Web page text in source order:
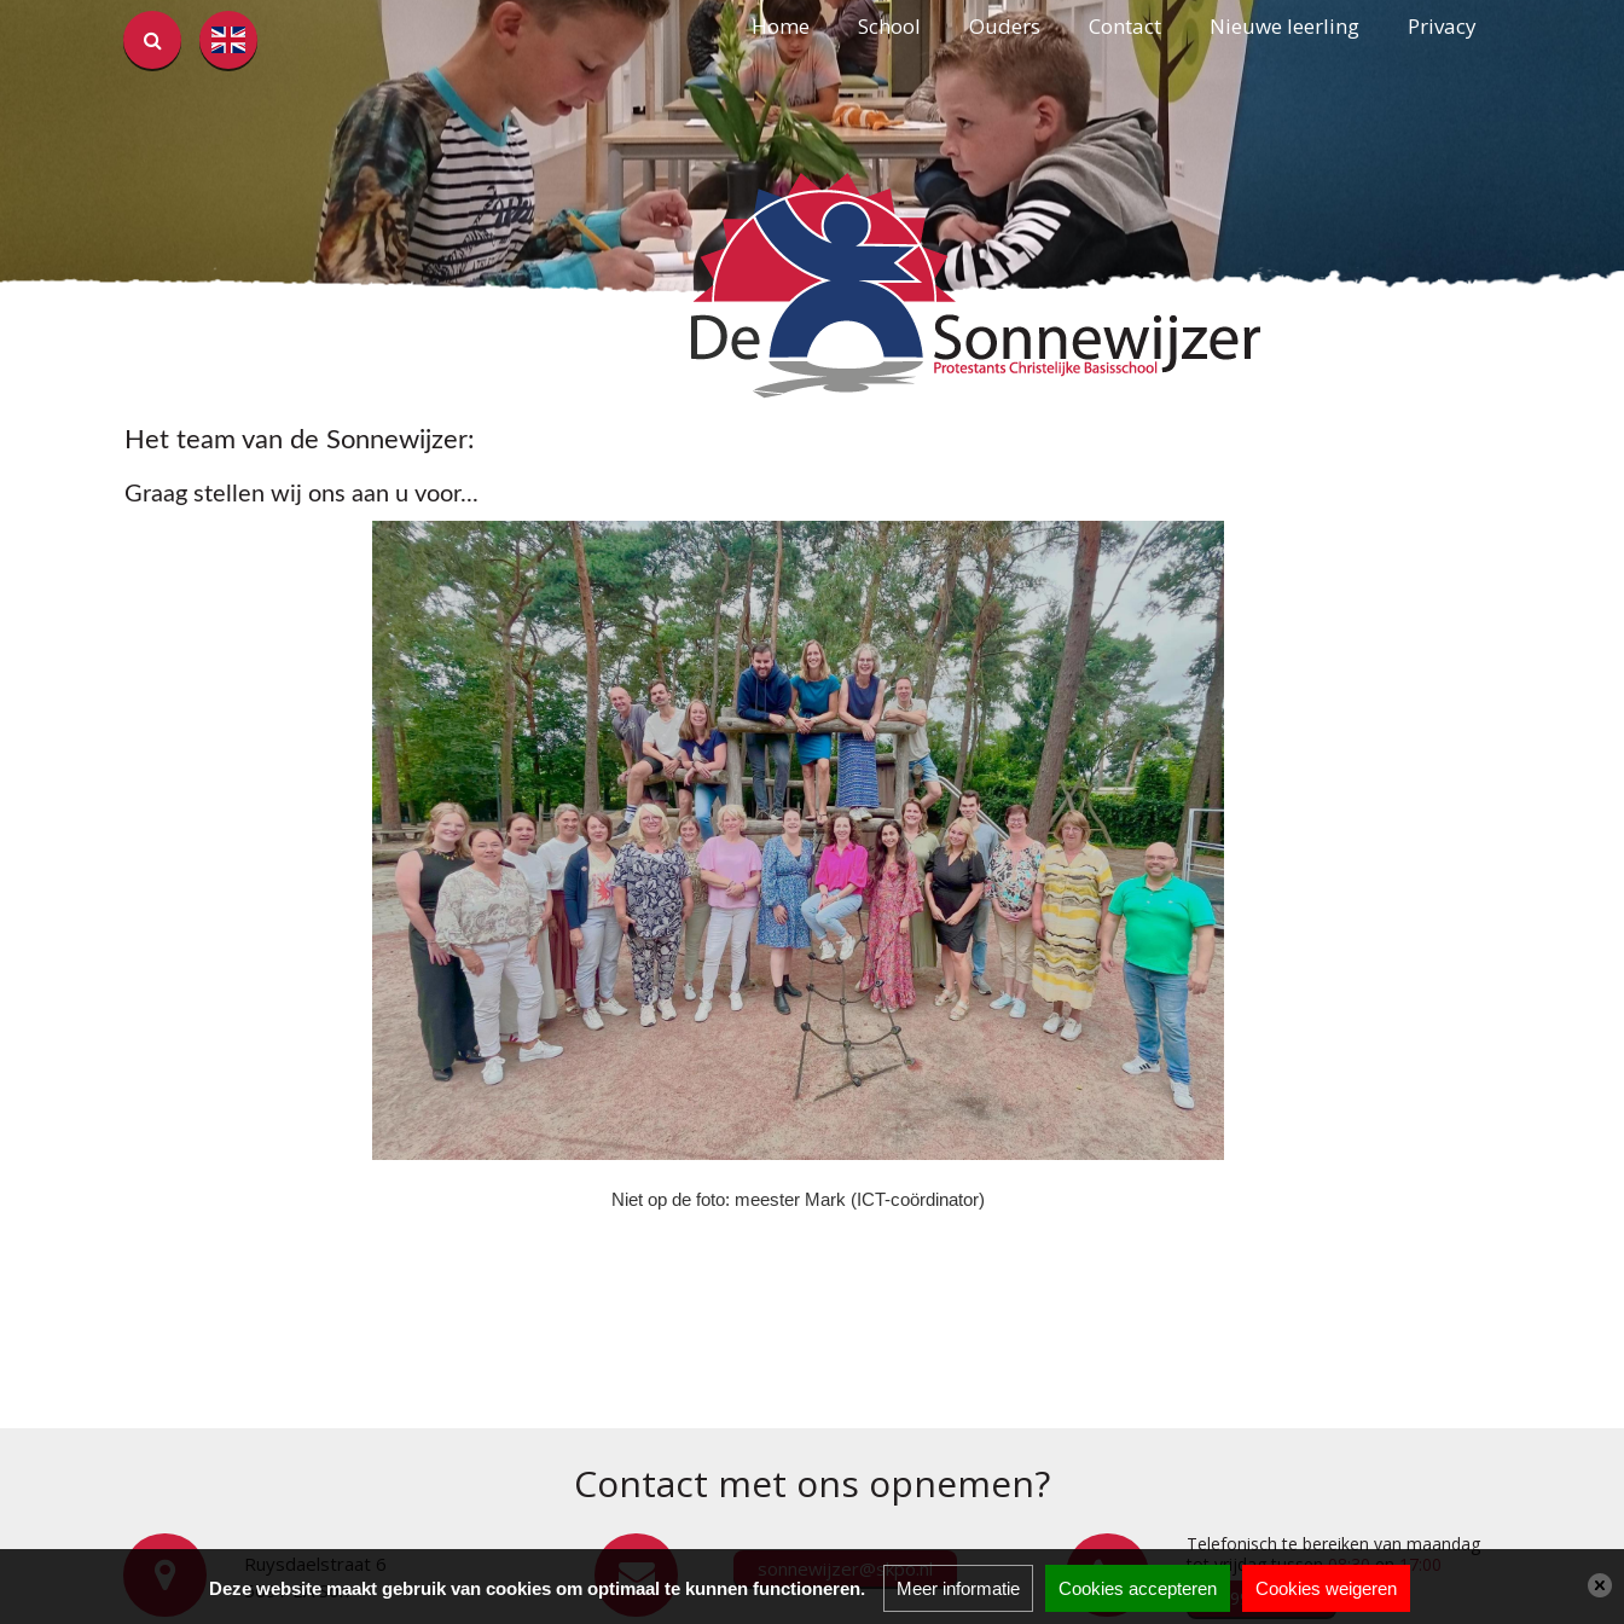
Home School Ouders Contact Nieuwe leerling Privacy
Het team van de Sonnewijzer:
Graag stellen wij ons aan u voor...
Niet op de foto: meester Mark (ICT-coördinator)
Contact met ons opnemen?
Ruysdaelstraat 6
5691 EA Son
sonnewijzer@skpo.nl
Telefonisch te bereiken van maandag
tot vrijdag tussen08:30en17:00
0499 490404
Deze website maakt gebruik van cookies om optimaal te kunnen functioneren. Meer informatie Cookies accepteren Cookies weigeren